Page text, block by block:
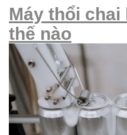
Máy thổi
thế nào